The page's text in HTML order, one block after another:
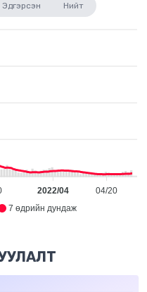
Нийт
7 өдрийн дундаж
2022/04 04/20